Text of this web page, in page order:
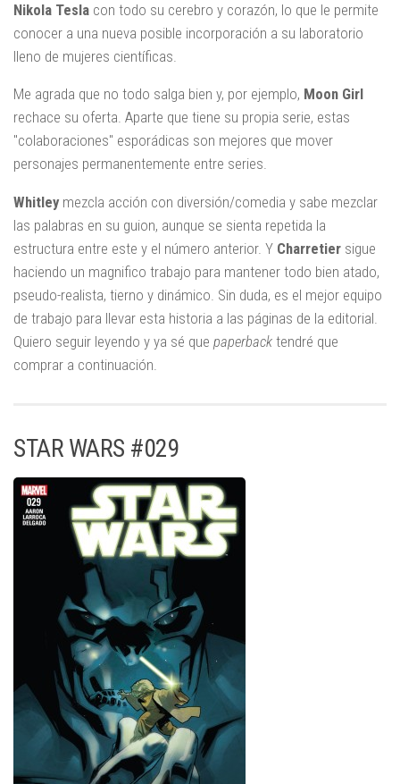
Nikola Tesla con todo su cerebro y corazón, lo que le permite
conocer a una nueva posible incorporación a su laboratorio
lleno de mujeres científicas.
Me agrada que no todo salga bien y, por ejemplo, Moon Girl
rechace su oferta. Aparte que tiene su propia serie, estas
"colaboraciones" esporádicas son mejores que mover
personajes permanentemente entre series.
Whitley mezcla acción con diversión/comedia y sabe mezclar
las palabras en su guion, aunque se sienta repetida la
estructura entre este y el número anterior. Y Charretier sigue
haciendo un magnifico trabajo para mantener todo bien atado,
pseudo-realista, tierno y dinámico. Sin duda, es el mejor equipo
de trabajo para llevar esta historia a las páginas de la editorial.
Quiero seguir leyendo y ya sé que paperback tendré que
comprar a continuación.
STAR WARS #029